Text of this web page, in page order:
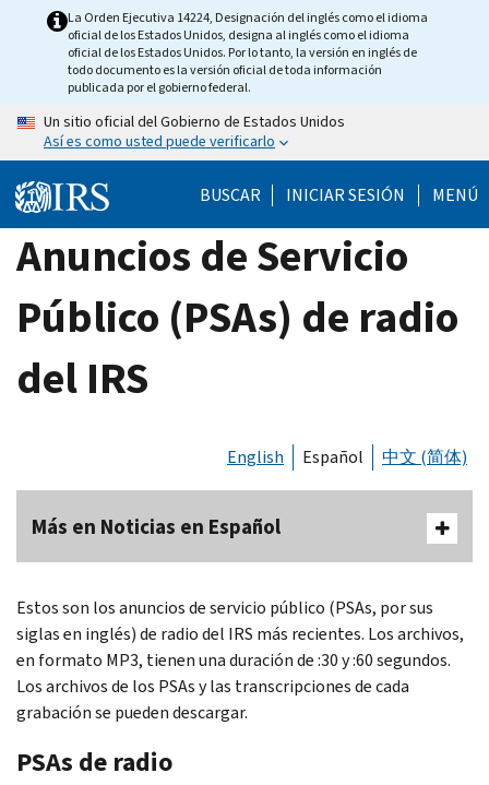
La Orden Ejecutiva 14224, Designación del inglés como el idioma
oficial de los Estados Unidos, designa al inglés como el idioma
oficial de los Estados Unidos. Por lo tanto, la versión en inglés de
todo documento es la versión oficial de toda información
publicada por el gobierno federal.
Un sitio oficial del Gobierno de Estados Unidos
Así es como usted puede verificarlo
BUSCAR INICIAR SESIÓN MENÚ
Anuncios de Servicio
Público (PSAs) de radio
del IRS
English Español 中文 (简体)
Más en Noticias en Español
Estos son los anuncios de servicio público (PSAs, por sus
siglas en inglés) de radio del IRS más recientes. Los archivos,
en formato MP3, tienen una duración de :30 y :60 segundos.
Los archivos de los PSAs y las transcripciones de cada
grabación se pueden descargar.
PSAs de radio